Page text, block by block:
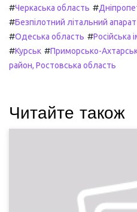
#Черкаська область #
#Безпілотний літальний апарат
#Одеська область #Російська
#Курськ #Приморсько-
район, Ростовська область
Читайте також